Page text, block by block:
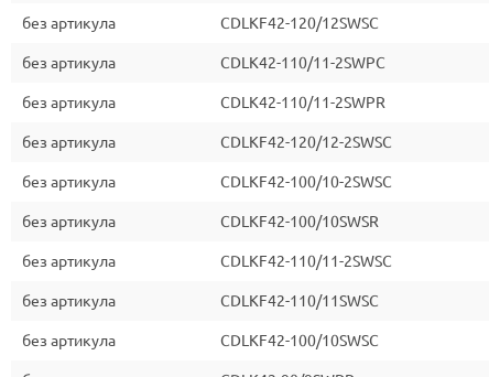
без артикула CDLKF42-120/12SWSC
без артикула CDLK42-110/11-2SWPC
без артикула CDLK42-110/11-2SWPR
без артикула CDLKF42-120/12-2SWSC
без артикула CDLKF42-100/10-2SWSC
без артикула CDLKF42-100/10SWSR
без артикула CDLKF42-110/11-2SWSC
без артикула CDLKF42-110/11SWSC
без артикула CDLKF42-100/10SWSC